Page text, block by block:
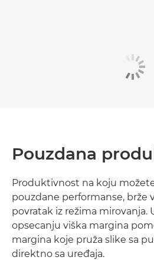
Pouzdana
Produktivnost na koju
pouzdane performanse, brže
povratak iz režima mirovanja.
opsecanju viška margina
margina koje pruža slike sa
direktno sa uređaja.